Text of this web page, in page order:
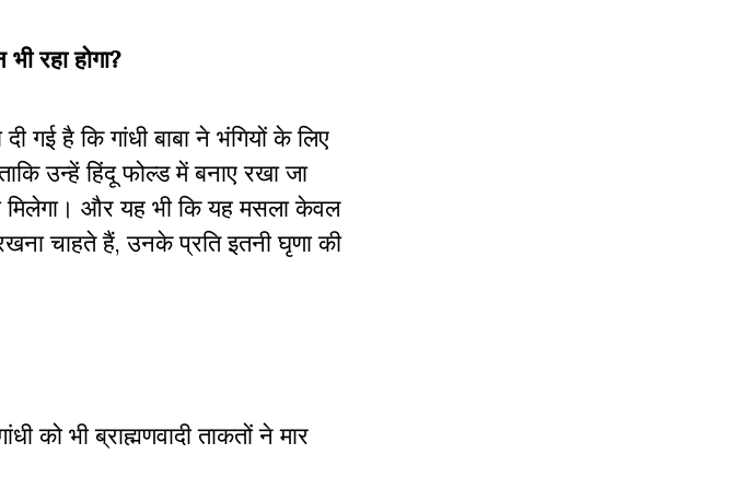
रहा होगा?
गई है कि गांधी बाबा ने भंगियों के लिए
उन्हें हिंदू फोल्ड में बनाए रखा जा
और यह भी कि यह मसला केवल
चाहते हैं, उनके प्रति इतनी घृणा की
को भी ब्राह्मणवादी ताकतों ने मार